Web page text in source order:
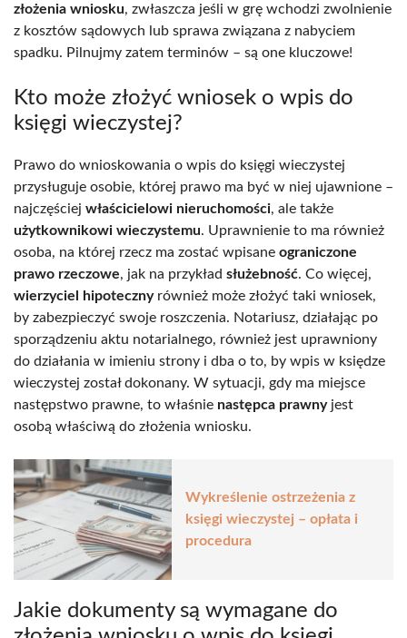
złożenia wniosku, zwłaszcza jeśli w grę wchodzi zwolnienie
z kosztów sądowych lub sprawa związana z nabyciem
spadku. Pilnujmy zatem terminów – są one kluczowe!
Kto może złożyć wniosek o wpis do
księgi wieczystej?
Prawo do wnioskowania o wpis do księgi wieczystej
przysługuje osobie, której prawo ma być w niej ujawnione –
najczęściej właścicielowi nieruchomości, ale także
użytkownikowi wieczystemu. Uprawnienie to ma również
osoba, na której rzecz ma zostać wpisane ograniczone
prawo rzeczowe, jak na przykład służebność. Co więcej,
wierzyciel hipotecznyrównież może złożyć taki wniosek,
by zabezpieczyć swoje roszczenia. Notariusz, działając po
sporządzeniu aktu notarialnego, również jest uprawniony
do działania w imieniu strony i dba o to, by wpis w księdze
wieczystej został dokonany. W sytuacji, gdy ma miejsce
następstwo prawne, to właśnie następca prawnyjest
osobą właściwą do złożenia wniosku.
Wykreślenie ostrzeżenia z
księgi wieczystej – opłata i
procedura
Jakie dokumenty są wymagane do